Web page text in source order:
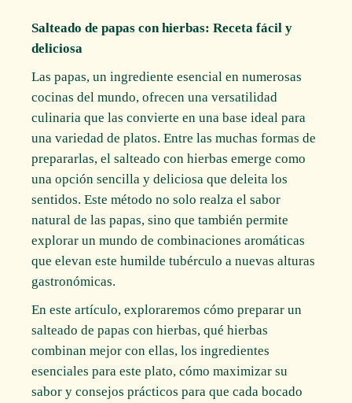
Salteado de papas con hierbas: Receta fácil y
deliciosa
Las papas, un ingrediente esencial en numerosas
cocinas del mundo, ofrecen una versatilidad
culinaria que las convierte en una base ideal para
una variedad de platos. Entre las muchas formas de
prepararlas, el salteado con hierbas emerge como
una opción sencilla y deliciosa que deleita los
sentidos. Este método no solo realza el sabor
natural de las papas, sino que también permite
explorar un mundo de combinaciones aromáticas
que elevan este humilde tubérculo a nuevas alturas
gastronómicas.
En este artículo, exploraremos cómo preparar un
salteado de papas con hierbas, qué hierbas
combinan mejor con ellas, los ingredientes
esenciales para este plato, cómo maximizar su
sabor y consejos prácticos para que cada bocado